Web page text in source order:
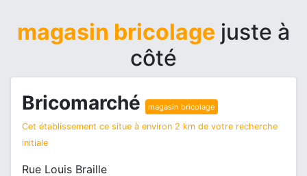
magasin bricolage juste à
côté
Bricomarché magasin bricolage
Cet établissement ce situe à environ 2 km de votre recherche
initiale
Rue Louis Braille